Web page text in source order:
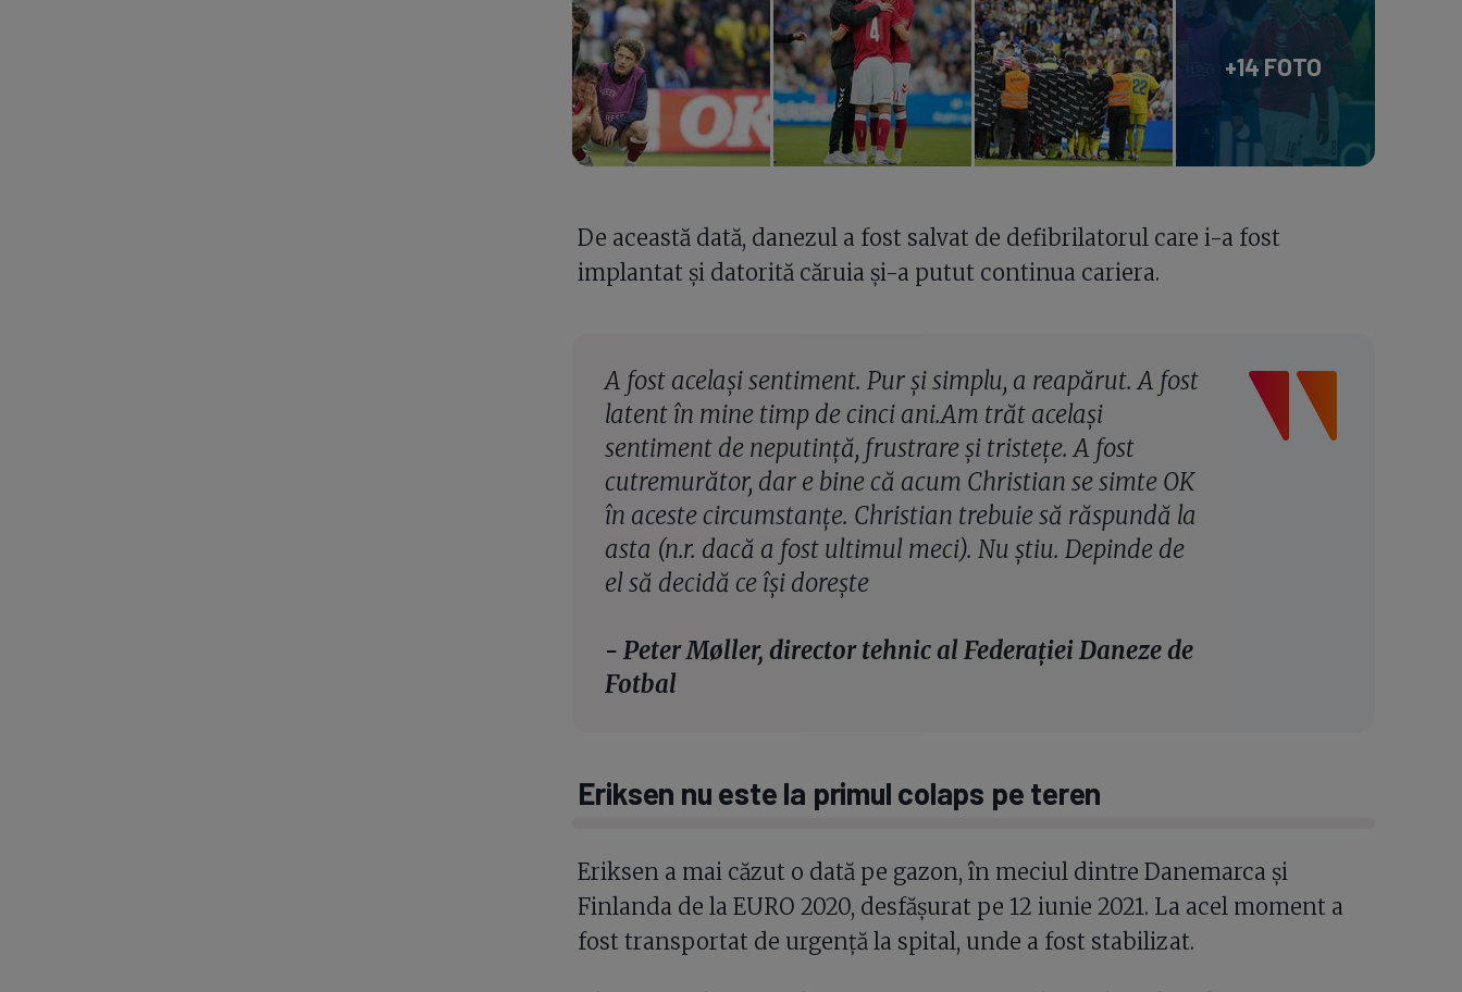
+14 FOTO
De această dată, danezul a fost salvat de defibrilatorul care i-a fost
implantat și datorită căruia și-a putut continua cariera.
A fost același sentiment. Pur și simplu, a reapărut. A fost
latent în mine timp de cinci ani.Am trăt același
sentiment de neputință, frustrare și tristețe. A fost
cutremurător, dar e bine că acum Christian se simte OK
în aceste circumstanțe. Christian trebuie să răspundă la
asta (n.r. dacă a fost ultimul meci). Nu știu. Depinde de
el să decidă ce își dorește
- Peter Møller, director tehnic al Federației Daneze de
Fotbal
Eriksen nu este la primul colaps pe teren
Eriksen a mai căzut o dată pe gazon, în meciul dintre Danemarca și
Finlanda de la EURO 2020, desfășurat pe 12 iunie 2021. La acel moment a
fost transportat de urgență la spital, unde a fost stabilizat.